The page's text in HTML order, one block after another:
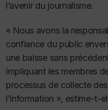
l’avenir du journalisme.
« Nous avons la
confiance du public
une baisse sans
impliquant les membres
processus de collecte
l’information », estime-t-